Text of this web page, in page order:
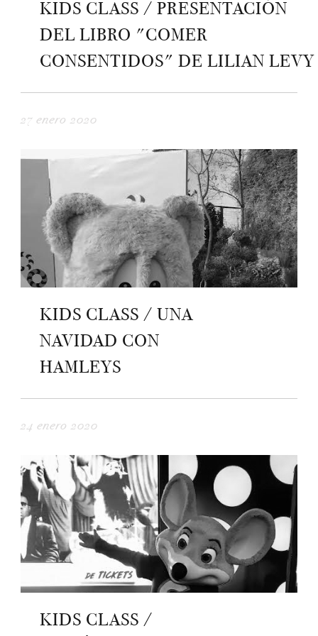
KIDS CLASS / PRESENTACIÓN
DEL LIBRO "COMER
CONSENTIDOS" DE LILIAN LEVY
27 enero 2020
KIDS CLASS / UNA
NAVIDAD CON
HAMLEYS
24 enero 2020
KIDS CLASS /